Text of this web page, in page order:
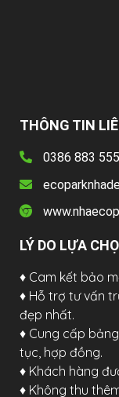
THÔNG TIN
0386 883 555
LÝ DO LỰA
♦ Cam kết bảo
♦ Hỗ trợ tư vấn
đẹp nhất.
♦ Cung cấp
tục, hợp đồng.
♦ Khách hàng
♦ Không thu